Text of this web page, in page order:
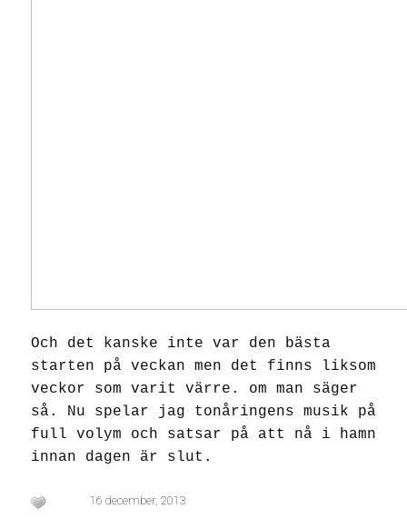
Och det kanske inte var den bästa
starten på veckan men det finns liksom
veckor som varit värre. om man säger
så. Nu spelar jag tonåringens musik på
full volym och satsar på att nå i hamn
innan dagen är slut.
16 december, 2013